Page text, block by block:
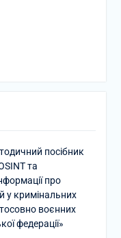
посібник
та
про
у кримінальних
воєнних
федерації»